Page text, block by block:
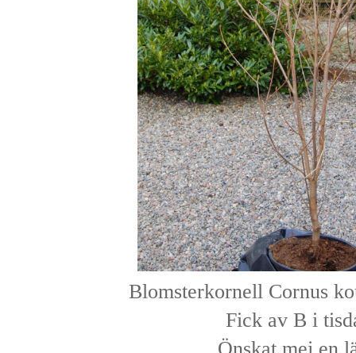
Blomsterkornell Cornus
Fick av B i